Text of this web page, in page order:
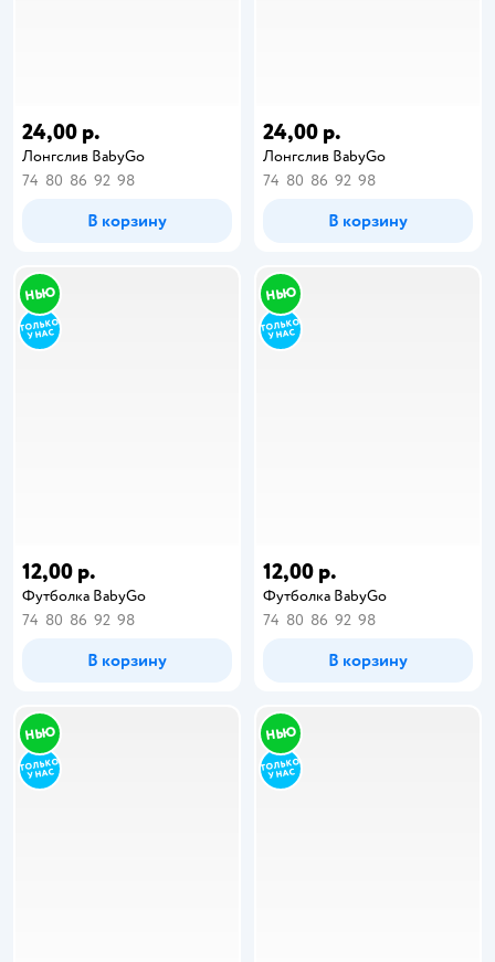
24,00 р.
Лонгслив BabyGo
74 80 86 92 98
В корзину
24,00 р.
Лонгслив BabyGo
74 80 86 92 98
В корзину
12,00 р.
Футболка BabyGo
74 80 86 92 98
В корзину
12,00 р.
Футболка BabyGo
74 80 86 92 98
В корзину